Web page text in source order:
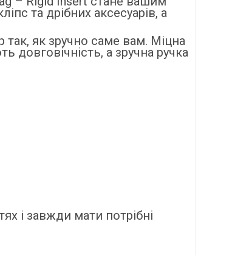
та дрібних аксесуарів, а
так, як зручно саме вам. Міцна
довговічність, а зручна ручка
і завжди мати потрібні